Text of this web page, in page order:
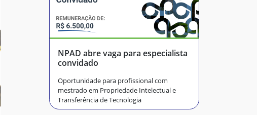
NPAD abre vaga para especialista
convidado
Oportunidade para profissional com
mestrado em Propriedade Intelectual e
Transferência de Tecnologia